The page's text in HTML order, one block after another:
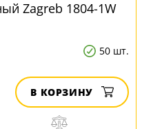
Zagreb 1804-1W
50 шт.
В КОРЗИНУ